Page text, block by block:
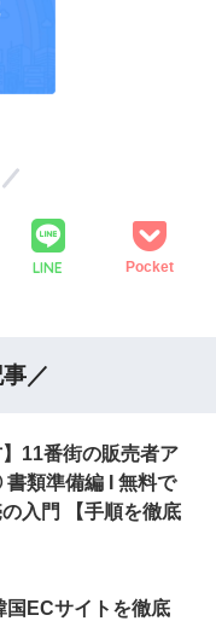
LINE Pocket
／
】11番街の販売者ア
類準備編 Ι 無料で
入門 【手順を徹底
国ECサイトを徹底